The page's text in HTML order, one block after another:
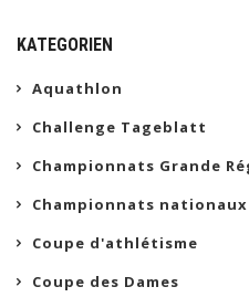
KATEGORIEN
Aquathlon
Challenge Tageblatt
Championnats Grande
Championnats nationaux
Coupe d'athlétisme
Coupe des Dames